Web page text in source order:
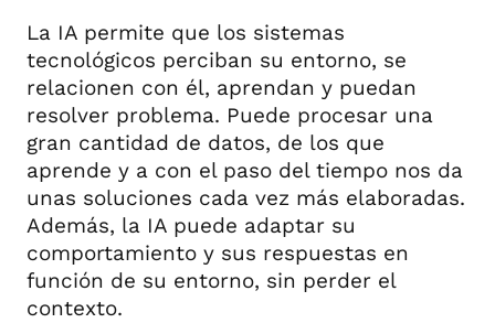
La IA permite que los sistemas
tecnológicos perciban su entorno, se
relacionen con él, aprendan y puedan
resolver problema. Puede procesar una
gran cantidad de datos, de los que
aprende y a con el paso del tiempo nos da
unas soluciones cada vez más elaboradas.
Además, la IA puede adaptar su
comportamiento y sus respuestas en
función de su entorno, sin perder el
contexto.